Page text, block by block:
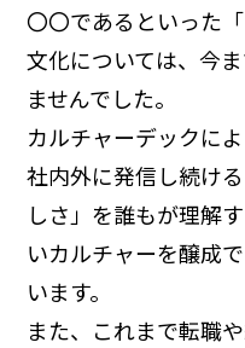
〇〇であるといった
文化については、今
ませんでした。
カルチャーデックに
社内外に発信し続け
しさ」を誰もが理解
いカルチャーを醸成
います。
また、これまで転職